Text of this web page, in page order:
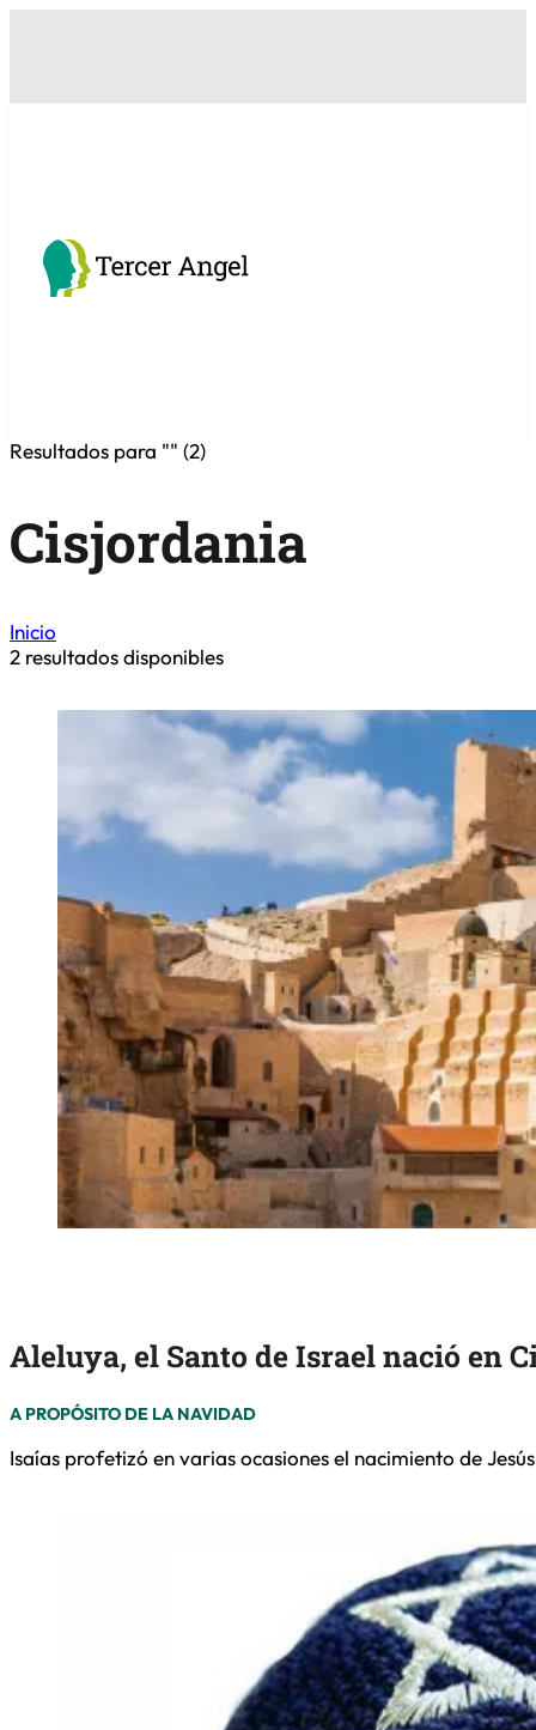
Resultados para "" (2)
Cisjordania
Inicio
2 resultados disponibles
Aleluya, el Santo de Israel nació en
A PROPÓSITO DE LA NAVIDAD
Isaías profetizó en varias ocasiones el nacimiento de